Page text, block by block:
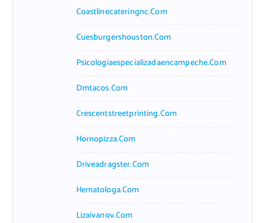
Coastlinecateringnc.com
Cuesburgershouston.com
Psicologiaespecializadaencampeche.com
Dmtacos.com
Crescentstreetprinting.com
Hornopizza.com
Driveadragster.com
Hematologa.com
Lizaivanov.com